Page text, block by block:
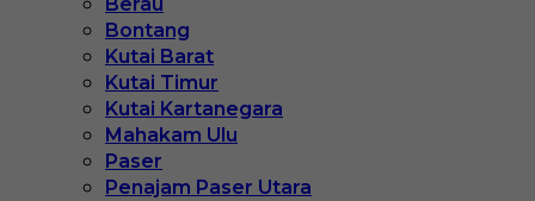
Bontang
Kutai Barat
Kutai Timur
Kutai Kartanegara
Mahakam Ulu
Paser
Penajam Paser Utara